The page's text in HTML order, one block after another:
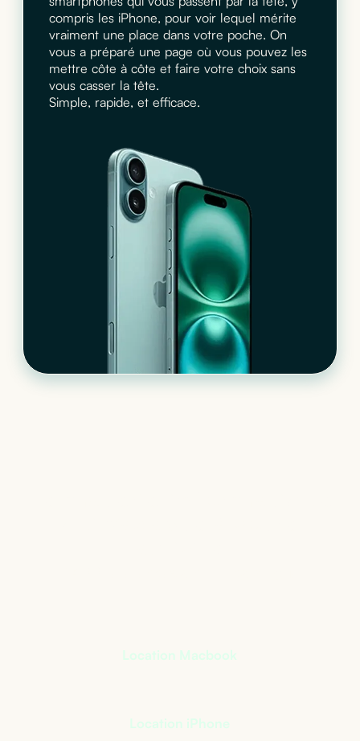
compris les iPhone, pour voir lequel mérite
vraiment une place dans votre poche. On
vous a préparé une page où vous pouvez les
mettre côte à côte et faire votre choix sans
vous casser la tête.
Simple, rapide, et efficace.
Location Macbook
Location iPhone